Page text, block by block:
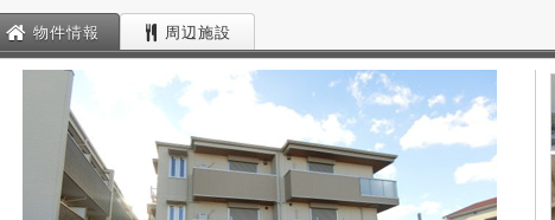
物件情報 周辺施設